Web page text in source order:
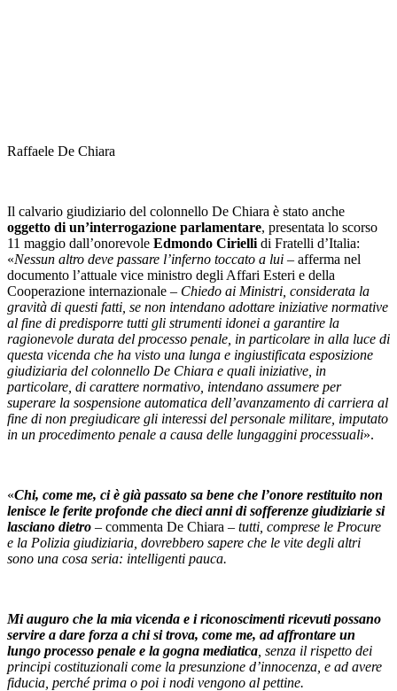
Raffaele De Chiara
Il calvario giudiziario del colonnello De Chiara è stato anche
oggetto di un’interrogazione parlamentare, presentata lo scorso
11 maggio dall’onorevole Edmondo Cirielli di Fratelli d’Italia:
«Nessun altro deve passare l’inferno toccato a lui – afferma nel
documento l’attuale vice ministro degli Affari Esteri e della
Cooperazione internazionale – Chiedo ai Ministri, considerata la
gravità di questi fatti, se non intendano adottare iniziative normative
al fine di predisporre tutti gli strumenti idonei a garantire la
ragionevole durata del processo penale, in particolare in alla luce di
questa vicenda che ha visto una lunga e ingiustificata esposizione
giudiziaria del colonnello De Chiara e quali iniziative, in
particolare, di carattere normativo, intendano assumere per
superare la sospensione automatica dell’avanzamento di carriera al
fine di non pregiudicare gli interessi del personale militare, imputato
in un procedimento penale a causa delle lungaggini processuali».
«Chi, come me, ci è già passato sa bene che l’onore restituito non
lenisce le ferite profonde che dieci anni di sofferenze giudiziarie si
lasciano dietro – commenta De Chiara – tutti, comprese le Procure
e la Polizia giudiziaria, dovrebbero sapere che le vite degli altri
sono una cosa seria: intelligenti pauca.
Mi auguro che la mia vicenda e i riconoscimenti ricevuti possano
servire a dare forza a chi si trova, come me, ad affrontare un
lungo processo penale e la gogna mediatica , senza il rispetto dei
principi costituzionali come la presunzione d’innocenza, e ad avere
fiducia, perché prima o poi i nodi vengono al pettine.